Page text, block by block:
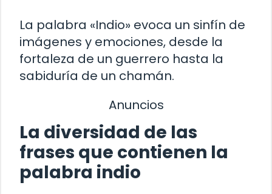
La palabra «Indio» evoca un sinfín de
imágenes y emociones, desde la
fortaleza de un guerrero hasta la
sabiduría de un chamán.
Anuncios
La diversidad de las
frases que contienen la
palabra indio